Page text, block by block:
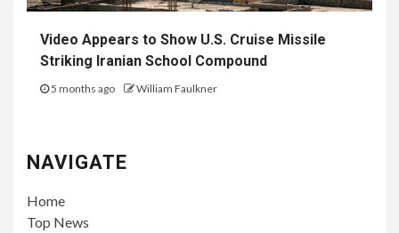
Video Appears to Show U.S. Cruise Missile
Striking Iranian School Compound
5 months ago William Faulkner
NAVIGATE
Home
Top News